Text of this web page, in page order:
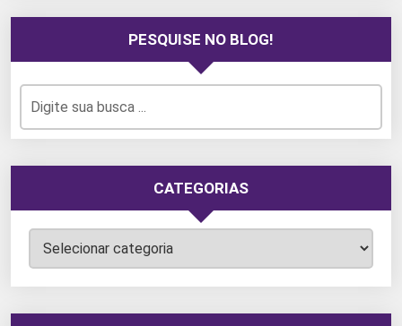
PESQUISE NO BLOG!
CATEGORIAS
Categorias